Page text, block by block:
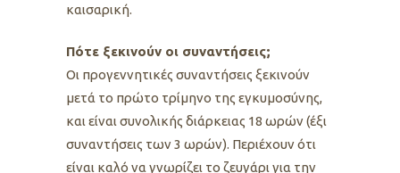
καισαρική.
Πότε ξεκινούν οι συναντήσεις;
Οι προγεννητικές συναντήσεις ξεκινούν
μετά το πρώτο τρίμηνο της εγκυμοσύνης,
και είναι συνολικής διάρκειας 18 ωρών (έξι
συναντήσεις των 3 ωρών). Περιέχουν ότι
είναι καλό να γνωρίζει το ζευγάρι για την